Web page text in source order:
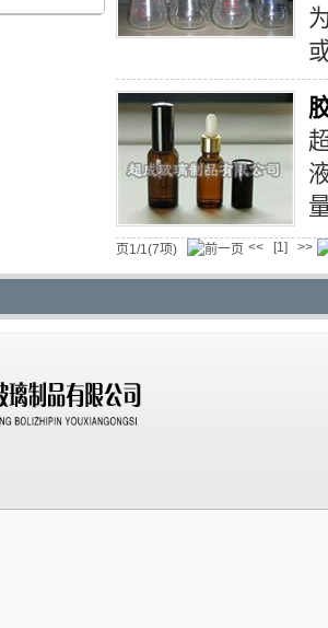
页1/1(7项) << [1] >>